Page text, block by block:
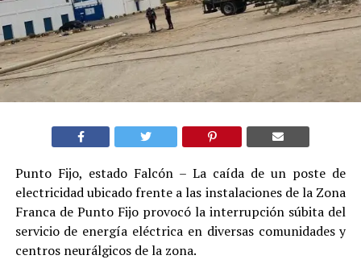
Punto Fijo, estado Falcón – La caída de un poste de
electricidad ubicado frente a las instalaciones de la Zona
Franca de Punto Fijo provocó la interrupción súbita del
servicio de energía eléctrica en diversas comunidades y
centros neurálgicos de la zona.